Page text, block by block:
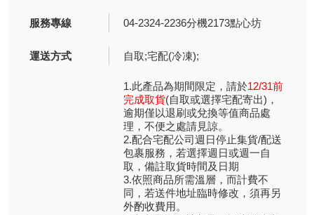
服務專線 04-2324-2236分機2173點心坊
運送方式 自取;宅配(冷凍);
1.此產品為期間限定，請於12/31前
完成取貨(自取或選擇宅配寄出)，
逾期僅以退刷或兌換等值商品處
理，不便之處請見諒。
2.配合宅配公司週日停止集貨/配送
包裹服務，若選擇週日或週一自
取，備註取貨時間及日期
3.依照商品所需溫層，而計費不
同，若送件地址臨時修改，須再另
外酌收費用。